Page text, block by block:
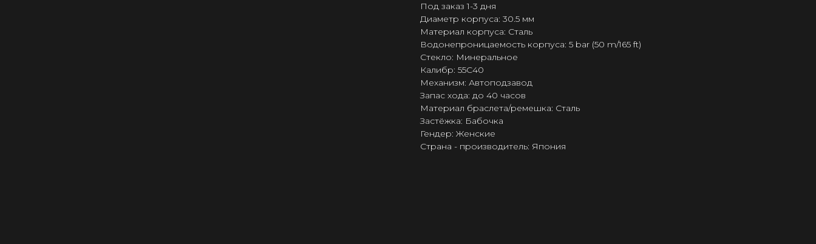
Под заказ 1-3 дня
Диаметр корпуса: 30.5 мм
Материал корпуса: Сталь
Водонепроницаемость корпуса: 5 bar (50 m/165 ft)
Стекло: Минеральное
Калибр: 55C40
Механизм: Автоподзавод
Запас хода: до 40 часов
Материал браслета/ремешка: Сталь
Застёжка: Бабочка
Гендер: Женские
Страна - производитель: Япония